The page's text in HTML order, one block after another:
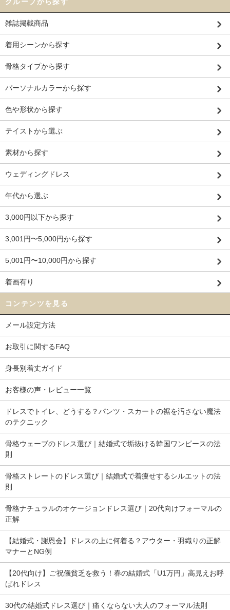
雑誌掲載商品
着用シーンから探す
骨格タイプから探す
パーソナルカラーから探す
色や形状から探す
テイストから選ぶ
素材から探す
ウェディングドレス
年代から選ぶ
3,000円以下から探す
3,001円〜5,000円から探す
5,001円〜10,000円から探す
着画有り
コンテンツを見る
メール設定方法
お取引に関するFAQ
身長別着丈ガイド
お客様の声・レビュー一覧
ドレスでトイレ、どうする？パンツ・スカートの裾を汚さない魔法
のテクニック
骨格ウェーブのドレス選び｜結婚式で垢抜ける韓国ワンピースの法
則
骨格ストレートのドレス選び｜結婚式で着痩せするシルエットの法
則
骨格ナチュラルのオケージョンドレス選び｜20代向けフォーマルの
正解
【結婚式・謝恩会】ドレスの上に何着る？アウター・羽織りの正解
マナーとNG例
【20代向け】ご祝儀貧乏を救う！春の結婚式「U1万円」高見えお呼
ばれドレス
30代の結婚式ドレス選び｜痛くならない大人のフォーマル法則